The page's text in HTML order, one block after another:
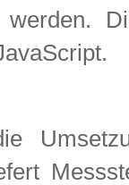
werden.